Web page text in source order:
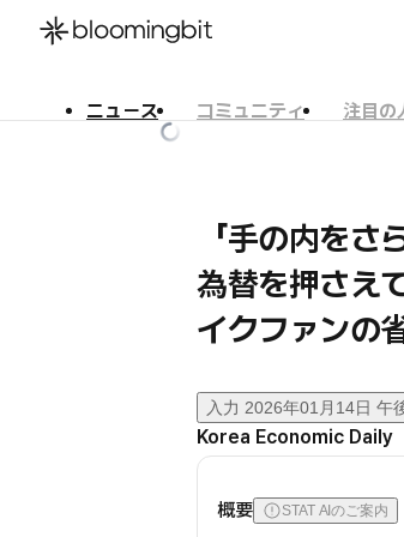
ニュース コミュニティ
注目の
「手の内を
為替を押さえ
イクファンの
入力 2026年01月14日 午
Korea Economic Daily
概要 STAT AIのご案内